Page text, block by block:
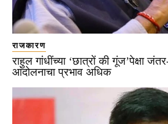
राजकारण
राहुल गांधींच्या ‘छात्रों की गूंज’पेक्षा जंतर-
आंदोलनाचा प्रभाव अधिक